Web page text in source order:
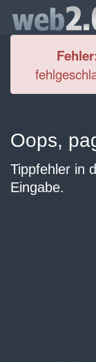
Oops,
Tippfehler in
Eingabe.